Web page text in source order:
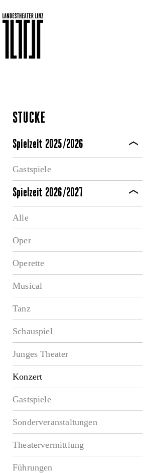
STÜCKE
Spielzeit 2025/2026
Gastspiele
Spielzeit 2026/2027
Alle
Oper
Operette
Musical
Tanz
Schauspiel
Junges Theater
Konzert
Gastspiele
Sonderveranstaltungen
Theatervermittlung
Führungen